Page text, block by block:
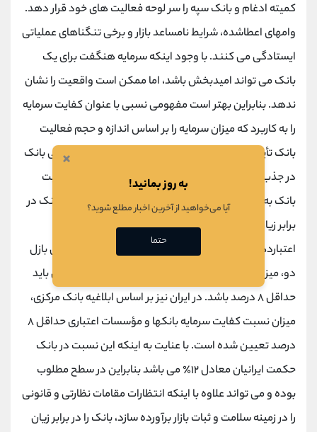
کمیته ادغام و بانک سپه را سر لوحه فعالیت های خود قرار دهد.
وامهای اعطاشده، شرایط نامساعد بازار و برخی تنگناهای عملیاتی
ایستادگی می کنند. با وجود اینکه سرمایه هنگفت برای یک
بانک می تواند امیدبخش باشد، اما ممکن است واقعیت را نشان
ندهد. بنابراین بهتر است مفهومی نسبی با عنوان کفایت سرمایه
را به کاربرد که میزان سرمایه را بر اساس اندازه و حجم فعالیت
بانک تأیید کند. در واقع این نسبت شاخصی از توانایی مالی بانک
در جذب آثار منفی ناشی از زبان های احتمالی اعاده موقعیت
بانک به شمار می رود. کارکرد اصلی این نسبت حمایت از بانک در
برابر زیان های غیرمنتظره و حمایت از سپرده گذاران و
اعتباردهندگان است. بر اساس الزامات کمیته نظارت بانکی بازل
دو، میزان نسبت کفایت سرمایه بانکها و مؤسسات اعتباری باید
حداقل ۸ درصد باشد. در ایران نیز بر اساس ابلاغیه بانک مرکزی،
میزان نسبت کفایت سرمایه بانکها و مؤسسات اعتباری حداقل ۸
درصد تعیین شده است. با عنایت به اینکه این نسبت در بانک
حکمت ایرانیان معادل ۱۲٪ می باشد بنابراین در سطح مطلوب
بوده و می تواند علاوه با اینکه انتظارات مقامات نظارتی و قانونی
را در زمینه سلامت و ثبات بازار برآورده سازد، بانک را در برابر زیان
×
به روز بمانید!
آیا می‌خواهید از آخرین اخبار مطلع شوید؟
حتما